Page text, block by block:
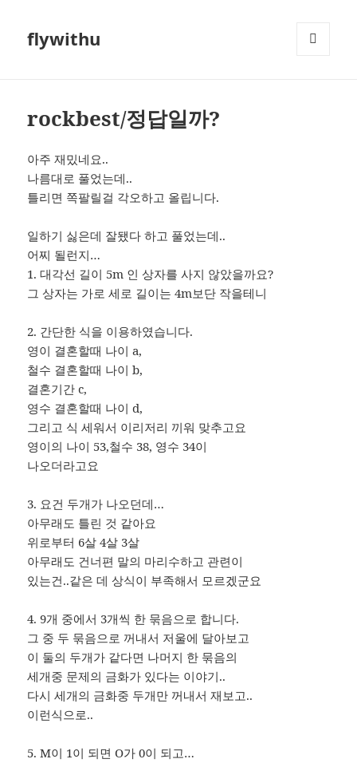
flywithu
rockbest/정답일까?
아주 재밌네요..
나름대로 풀었는데..
틀리면 쪽팔릴걸 각오하고 올립니다.
일하기 싫은데 잘됐다 하고 풀었는데..
어찌 될런지…
1. 대각선 길이 5m 인 상자를 사지 않았을까요?
그 상자는 가로 세로 길이는 4m보단 작을테니
2. 간단한 식을 이용하였습니다.
영이 결혼할때 나이 a,
철수 결혼할때 나이 b,
결혼기간 c,
영수 결혼할때 나이 d,
그리고 식 세워서 이리저리 끼워 맞추고요
영이의 나이 53,철수 38, 영수 34이
나오더라고요
3. 요건 두개가 나오던데…
아무래도 틀린 것 같아요
위로부터 6살 4살 3살
아무래도 건너편 말의 마리수하고 관련이
있는건..같은 데 상식이 부족해서 모르겠군요
4. 9개 중에서 3개씩 한 묶음으로 합니다.
그 중 두 묶음으로 꺼내서 저울에 달아보고
이 둘의 두개가 같다면 나머지 한 묶음의
세개중 문제의 금화가 있다는 이야기..
다시 세개의 금화중 두개만 꺼내서 재보고..
이런식으로..
5. M이 1이 되면 O가 0이 되고…